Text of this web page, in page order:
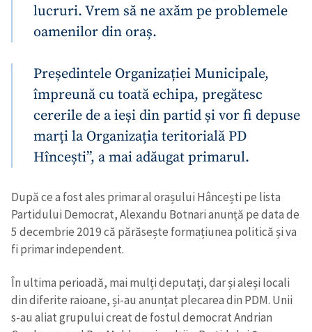
lucruri. Vrem să ne axăm pe problemele
oamenilor din oraș.
Președintele Organizației Municipale,
împreună cu toată echipa, pregătesc
cererile de a ieși din partid și vor fi depuse
marți la Organizația teritorială PD
Hîncești”, a mai adăugat primarul.
După ce a fost ales primar al orașului Hâncești pe lista
Partidului Democrat, Alexandu Botnari anunță pe data de
5 decembrie 2019 că părăsește formațiunea politică și va
fi primar independent.
În ultima perioadă, mai mulți deputați, dar și aleși locali
din diferite raioane, și-au anunțat plecarea din PDM. Unii
s-au aliat grupului creat de fostul democrat Andrian